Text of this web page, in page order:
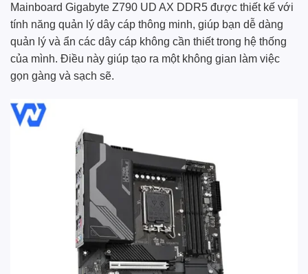
Mainboard Gigabyte Z790 UD AX DDR5 được thiết kế với
tính năng quản lý dây cáp thông minh, giúp bạn dễ dàng
quản lý và ẩn các dây cáp không cần thiết trong hệ thống
của mình. Điều này giúp tạo ra một không gian làm việc
gọn gàng và sạch sẽ.